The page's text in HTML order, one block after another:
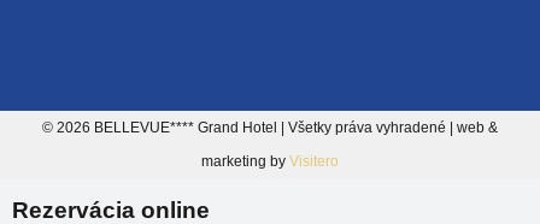
© 2026 BELLEVUE**** Grand Hotel | Všetky práva vyhradené | web &
marketing by Visitero
Rezervácia online